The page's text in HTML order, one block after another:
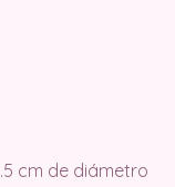
cm de diámetro